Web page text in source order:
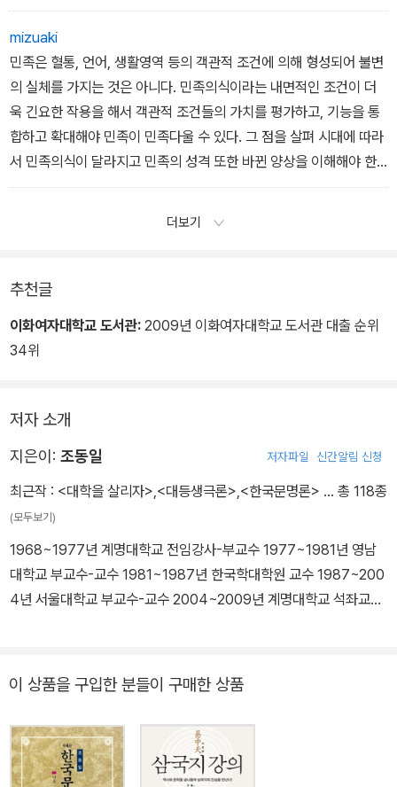
가 인식이다. 인식은 실제로 존재하는 대상 또는 현실과 만나 무엇을
발견하는 보람을 찾게 한다. 형상이면서 인식인 문학은 현실을 떠나
면서 현실로 되돌아오고, 떠나는 즐거움과 발견하는 보람을 함께 경
험하게 한다.-21쪽
mizuaki
민족은 혈통, 언어, 생활영역 등의 객관적 조건에 의해 형성되어 불변
의 실체를 가지는 것은 아니다. 민족의식이라는 내면적인 조건이 더
욱 긴요한 작용을 해서 객관적 조건들의 가치를 평가하고, 기능을 통
합하고 확대해야 민족이 민족다울 수 있다. 그 점을 살펴 시대에 따라
서 민족의식이 달라지고 민족의 성격 또한 바뀐 양상을 이해해야 한
다. (중략)
아온 내력을 되돌아보고, 귀화인의 기여를 인정해야 한다. 제주도는
스럽게 여기는 것이 마땅하다. 문학사 이해의 관점도 달라져야 한다.
근대는 역사의 종점이 아니다. 근대를 넘어선 다음 시대가 온다. 그 때
것이나 미리 예견하고 바람직한 방향으로 나아가도록 하는 데 문학사
더보기
추천글
이화여자대학교 도서관: 2009년 이화여자대학교 도서관 대출 순위
34위
저자 소개
지은이: 조동일 저자파일 신간알림 신청
최근작 : <대학을 살리자> <대등생극론> <한국문명론> … 총 118종
(모두보기)
1968~1977년 계명대학교 전임강사-부교수 1977~1981년 영남
대학교 부교수-교수 1981~1987년 한국학대학원 교수 1987~200
4년 서울대학교 부교수-교수 2004~2009년 계명대학교 석좌교수
교, 단국대학교, 동국대학교, 경희대학교, 중앙대학교, 인하대학교, 덕
성여자대학교, 제주대학교에서 강의. 불국 파리7대학, 일본 동경대
학, 중국 연변대학, 산동대학, 중앙민족대학, 북경외국어대학에서 강
의. 일본, 중국, 대만, 인도, 카자흐스탄, 불국, 스위스, 네덜란드, 독일,
영국, 스웨덴, 러시아, 미국, 오스트레일리아, 이집트, 남아프리카에서
이 상품을 구입한 분들이 구매한 상품